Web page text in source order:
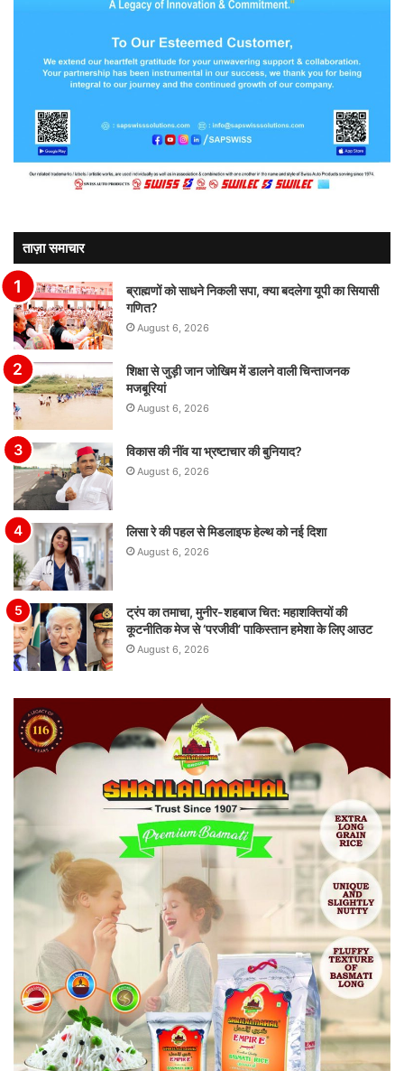
ताज़ा समाचार
ब्राह्मणों को साधने निकली सपा, क्या बदलेगा यूपी का सियासी
गणित?
August 6, 2026
शिक्षा से जुड़ी जान जोखिम में डालने वाली चिन्ताजनक
मजबूरियां
August 6, 2026
विकास की नींव या भ्रष्टाचार की बुनियाद?
August 6, 2026
लिसा रे की पहल से मिडलाइफ हेल्थ को नई दिशा
August 6, 2026
ट्रंप का तमाचा, मुनीर-शहबाज चित: महाशक्तियों की
कूटनीतिक मेज से ‘परजीवी’ पाकिस्तान हमेशा के लिए आउट
August 6, 2026